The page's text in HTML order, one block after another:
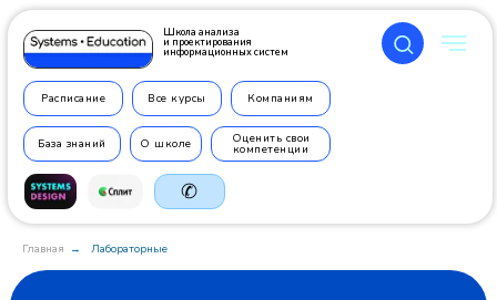
Школа анализа
и проектирования
информационных систем
Расписание Все курсы Компаниям
Оценить свои
компетенции
База знаний О школе
✆
Главная → Лабораторные